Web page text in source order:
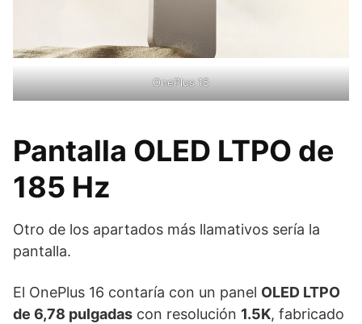
OnePlus 15
Pantalla OLED LTPO de
185 Hz
Otro de los apartados más llamativos sería la
pantalla.
El OnePlus 16 contaría con un panel OLED LTPO
de 6,78 pulgadas con resolución 1.5K, fabricado